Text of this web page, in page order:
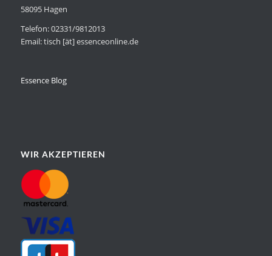
58095 Hagen
Telefon: 02331/9812013
Email: tisch [ät] essenceonline.de
Essence Blog
WIR AKZEPTIEREN